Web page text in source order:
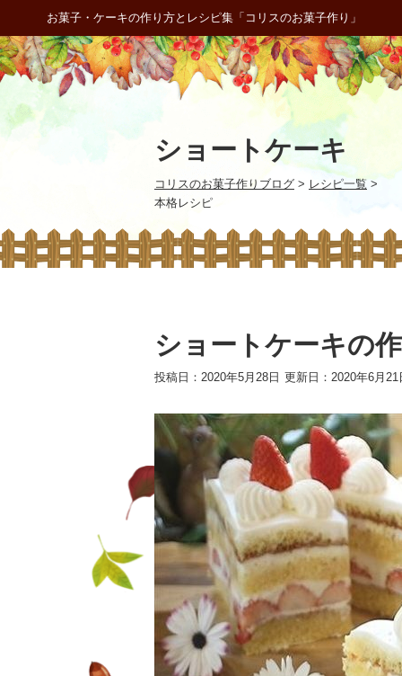
お菓子・ケーキの作り方とレシピ集「コリスのお菓子作り」
ショートケーキ
コリスのお菓子作りブログ > レシピ一覧 >
本格レシピ
ショートケーキの
投稿日：2020年5月28日 更新日：2020年6月21